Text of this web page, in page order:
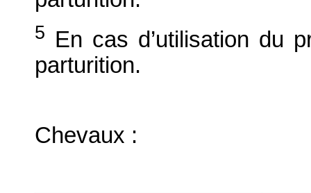
5 En cas d’utilisation du
parturition.
Chevaux :